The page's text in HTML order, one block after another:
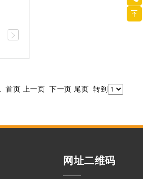
首页 上一页 下一页 尾页 转到
网址二维码